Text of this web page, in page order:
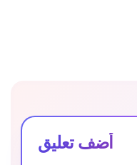
أضف تعليق